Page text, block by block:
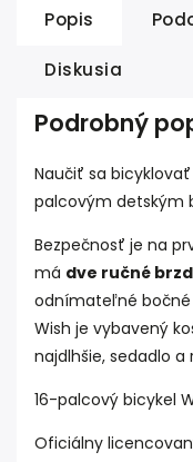
Popis
Diskusia
Podrobný
Naučiť sa
palcovým detským
Bezpečnosť je na
má dve ručné
odnímateľné bočné
Wish je vybavený
najdlhšie, sedadlo
16-palcový bicykel
Oficiálny